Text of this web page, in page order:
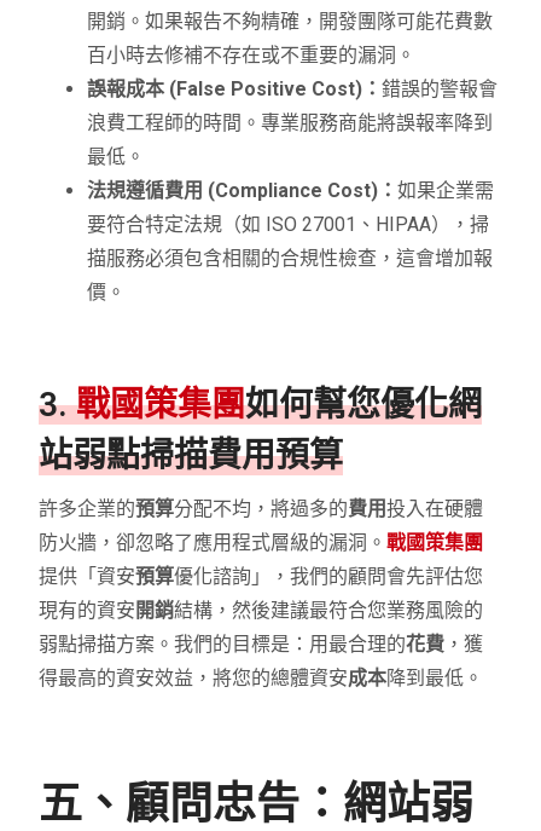
開銷。如果報告不夠精確，開發團隊可能花費數
百小時去修補不存在或不重要的漏洞。
誤報成本 (False Positive Cost)：錯誤的警報會
浪費工程師的時間。專業服務商能將誤報率降到
最低。
法規遵循費用 (Compliance Cost)：如果企業需
要符合特定法規（如 ISO 27001、HIPAA），掃
描服務必須包含相關的合規性檢查，這會增加報
價。
3.戰國策集團如何幫您優化網
站弱點掃描費用預算
許多企業的預算分配不均，將過多的費用投入在硬體
防火牆，卻忽略了應用程式層級的漏洞。戰國策集團
提供「資安預算優化諮詢」，我們的顧問會先評估您
現有的資安 開銷結構，然後建議最符合您業務風險的
弱點掃描方案。我們的目標是：用最合理的花費 ，獲
得最高的資安效益，將您的總體資安成本降到最低。
五、顧問忠告：網站弱